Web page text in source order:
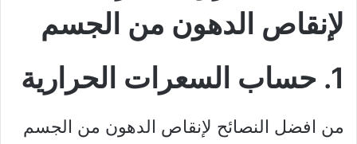
لإنقاص الدهون من الجسم
1. حساب السعرات الحرارية
من افضل النصائح لإنقاص الدهون من الجسم